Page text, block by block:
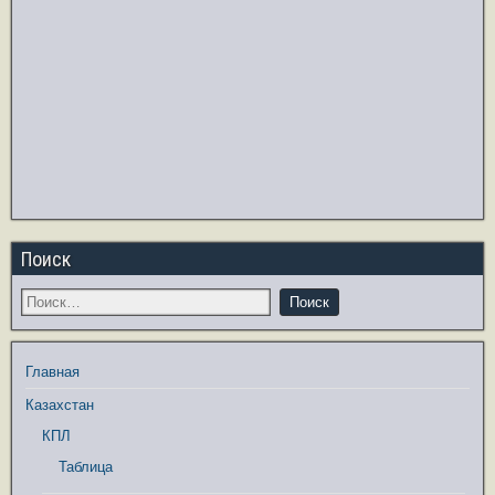
Поиск
Главная
Казахстан
КПЛ
Таблица